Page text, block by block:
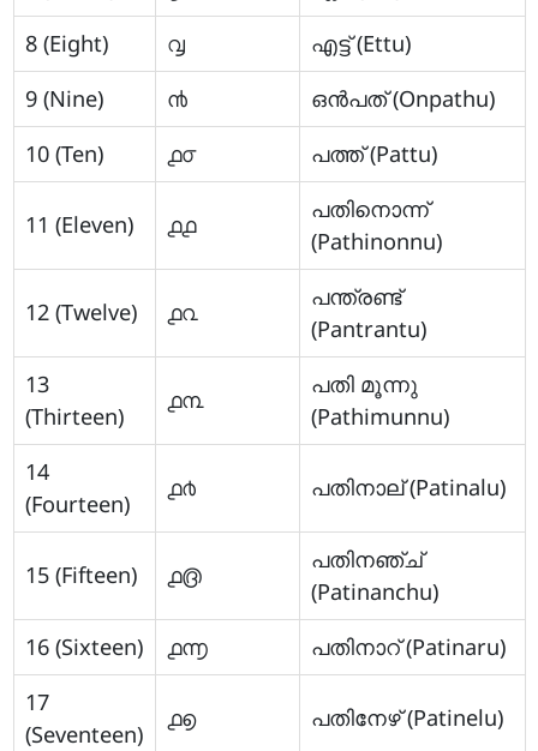
8 (Eight)
൮
എട്ട് (Ettu)
9 (Nine)
൯
ഒന്‍പത് (Onpathu)
10 (Ten)
൧൦ പത്ത് (Pattu)
11 (Eleven) ൧൧
പതിനൊന്ന്
(Pathinonnu)
12 (Twelve) ൧൨
പന്ത്രണ്ട്
(Pantrantu)
13
(Thirteen)
൧൩
പതി മൂന്നു
(Pathimunnu)
14
(Fourteen)
൧൪ പതിനാല് (Patinalu)
15 (Fifteen) ൧൫
പതിനഞ്ച്
(Patinanchu)
16 (Sixteen)
൧൬
പതിനാറ് (Patinaru)
17
(Seventeen)
൧൭ പതിനേഴ് (Patinelu)